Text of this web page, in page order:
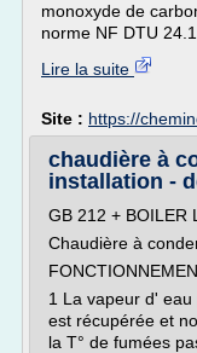
monoxyde de
norme NF DTU 24.1
Lire la suite
Site : https://
chaudière à
installation -
GB 212 + BOILER
Chaudière à
1 La vapeur d'
est récupérée et
la T° de fumées